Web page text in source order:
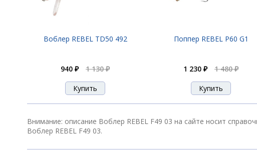
Воблер REBEL F49 56V
Воблер REBEL TD50 492
940 ₽ 1 130 ₽
Поппер REBEL P60 G1
1 230 ₽ 1 480 ₽
Внимание: описание Воблер REBEL F49 03 на сайте носит
Воблер REBEL F49 03.